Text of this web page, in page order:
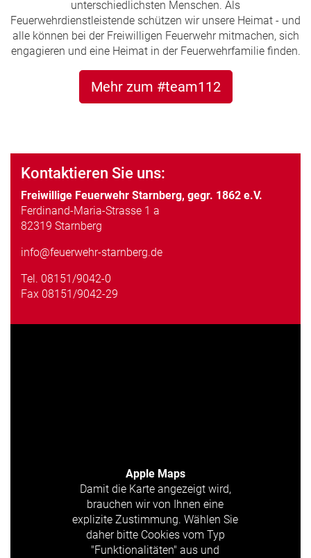
unterschiedlichsten Menschen. Als
Feuerwehrdienstleistende schützen wir unsere Heimat - und
alle können bei der Freiwilligen Feuerwehr mitmachen, sich
engagieren und eine Heimat in der Feuerwehrfamilie finden.
Mehr zum #team112
Kontaktieren Sie uns:
Freiwillige Feuerwehr Starnberg, gegr. 1862 e.V.
Ferdinand-Maria-Strasse 1 a
82319 Starnberg
info@feuerwehr-starnberg.de
Tel. 08151/9042-0
Fax 08151/9042-29
Apple Maps
Damit die Karte angezeigt wird,
brauchen wir von Ihnen eine
explizite Zustimmung. Wählen Sie
daher bitte Cookies vom Typ
"Funktionalitäten" aus und